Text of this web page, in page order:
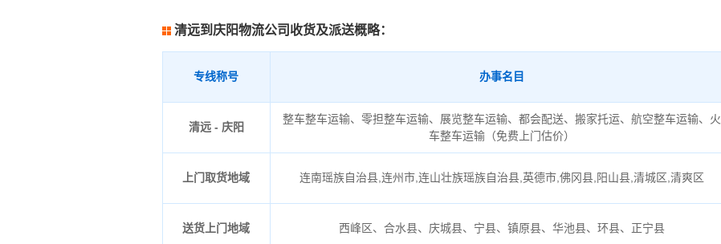
清远到庆阳物流公司收货及派送概略：
专线称号 办事名目
清远 - 庆阳
整车整车运输、零担整车运输、展览整车运输、都会配送、搬家托运、航空整车运输、火
车整车运输（免费上门估价）
上门取货地域 连南瑶族自治县,连州市,连山壮族瑶族自治县,英德市,佛冈县,阳山县,清城区,清爽区
送货上门地域 西峰区、合水县、庆城县、宁县、镇原县、华池县、环县、正宁县